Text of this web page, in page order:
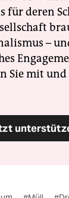
für deren
–
Sie mit